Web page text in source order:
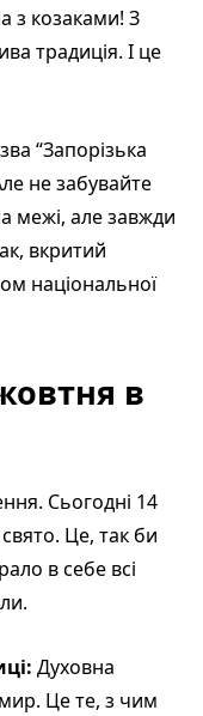
з козаками! З
традиція. І це
“Запорізька
не забувайте
межі, але завжди
вкритий
національної
в
Сьогодні 14
Це, так би
в себе всі
Духовна
Це те, з чим